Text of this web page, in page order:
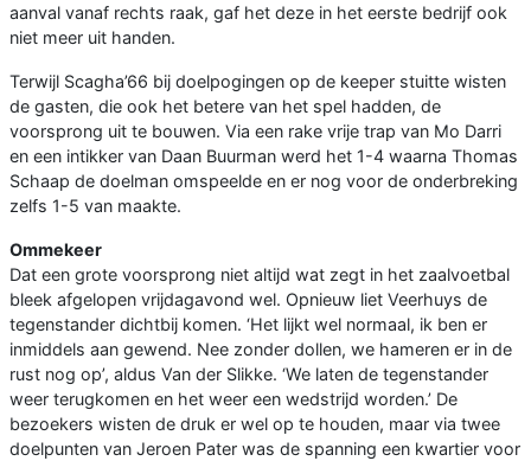
aanval vanaf rechts raak, gaf het deze in het eerste bedrijf ook
niet meer uit handen.
Terwijl Scagha’66 bij doelpogingen op de keeper stuitte wisten
de gasten, die ook het betere van het spel hadden, de
voorsprong uit te bouwen. Via een rake vrije trap van Mo Darri
en een intikker van Daan Buurman werd het 1-4 waarna Thomas
Schaap de doelman omspeelde en er nog voor de onderbreking
zelfs 1-5 van maakte.
Ommekeer
Dat een grote voorsprong niet altijd wat zegt in het zaalvoetbal
bleek afgelopen vrijdagavond wel. Opnieuw liet Veerhuys de
tegenstander dichtbij komen. ‘Het lijkt wel normaal, ik ben er
inmiddels aan gewend. Nee zonder dollen, we hameren er in de
rust nog op’, aldus Van der Slikke. ‘We laten de tegenstander
weer terugkomen en het weer een wedstrijd worden.’ De
bezoekers wisten de druk er wel op te houden, maar via twee
doelpunten van Jeroen Pater was de spanning een kwartier voor